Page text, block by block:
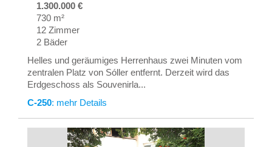
1.300.000 €
730 m²
12 Zimmer
2 Bäder
Helles und geräumiges Herrenhaus zwei Minuten vom
zentralen Platz von Sóller entfernt. Derzeit wird das
Erdgeschoss als Souvenirla...
C-250: mehr Details